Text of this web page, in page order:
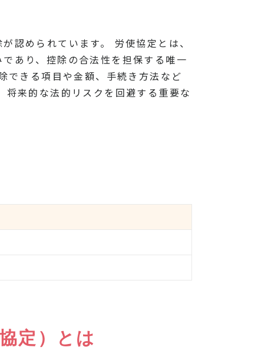
認められています。 労使協定とは、
あり、控除の合法性を担保する唯一
できる項目や金額、手続き方法など
来的な法的リスクを回避する重要な
定）とは